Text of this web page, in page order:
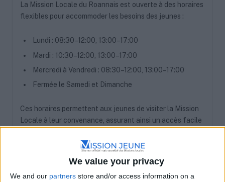
We value your privacy
We and our partners store and/or access information on a
La Mission Locale du Roannais est ouverte à des horaires
flexibles pour accommoder les besoins des jeunes :
Lundi : 08:30–12:00, 13:00–17:00
Mardi : 10:30–12:00, 13:00–17:00
Mercredi à Vendredi : 08:30–12:00, 13:00–17:00
Fermée le Samedi et Dimanche
Ces horaires permettent aux jeunes de visiter la Mission
Locale à leur convenance, assurant ainsi un accès facile
La Mission Locale du Roannais est un partenaire